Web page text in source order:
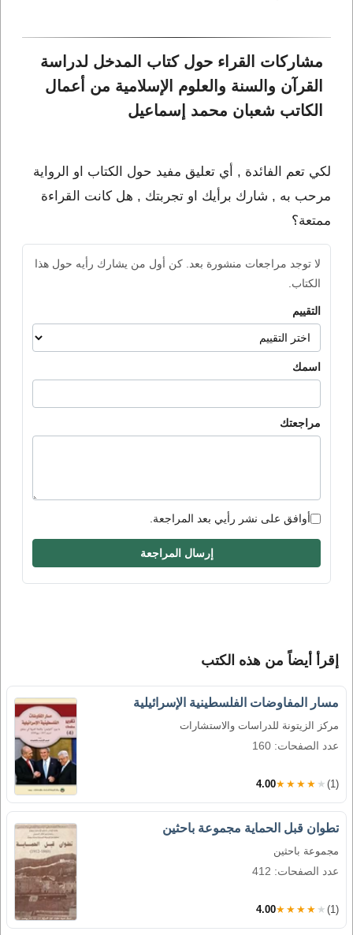
مشاركات القراء حول كتاب المدخل لدراسة
القرآن والسنة والعلوم الإسلامية من أعمال
الكاتب شعبان محمد إسماعيل
لكي تعم الفائدة , أي تعليق مفيد حول الكتاب او الرواية
مرحب به , شارك برأيك او تجربتك , هل كانت القراءة
ممتعة؟
لا توجد مراجعات منشورة بعد. كن أول من يشارك رأيه حول هذا
الكتاب.
التقييم
اسمك
مراجعتك
أوافق على نشر رأيي بعد المراجعة.
إرسال المراجعة
إقرأ أيضاً من هذه الكتب
مسار المفاوضات الفلسطينية الإسرائيلية
مركز الزيتونة للدراسات والاستشارات
عدد الصفحات: 160
4.00★★★★★ (1)
تطوان قبل الحماية مجموعة باحثين
مجموعة باحثين
عدد الصفحات: 412
4.00★★★★★ (1)